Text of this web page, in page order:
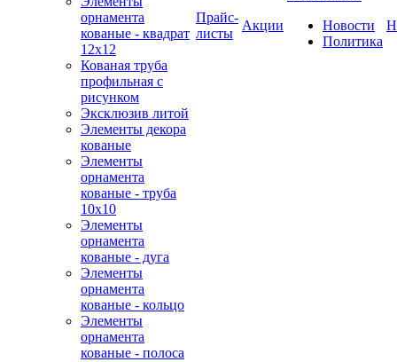
орнамента
кованые - квадрат
12х12
Кованая труба
профильная с
рисунком
Эксклюзив литой
Элементы декора
кованые
Элементы
орнамента
кованые - труба
10х10
Элементы
орнамента
кованые - дуга
Элементы
орнамента
кованые - кольцо
Элементы
орнамента
кованые - полоса
Прайс-
листы
Акции
Новости
Политика